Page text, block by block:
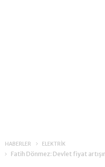
HABERLER ELEKTRİK
Fatih Dönmez: Devlet fiyat